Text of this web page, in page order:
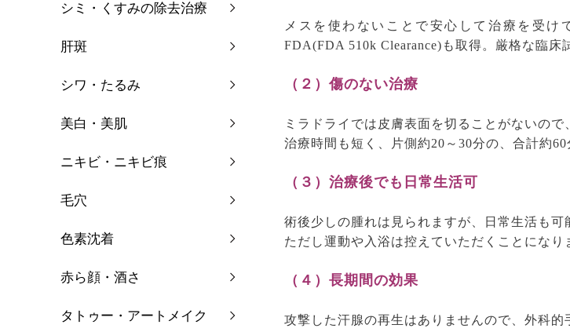
メスを使わないことで安心して治療を受
FDA(FDA 510k Clearance)も取得。厳格な臨床
（２）傷のない治療
ミラドライでは皮膚表面を切ることがないの
治療時間も短く、片側約20～30分の、合計約60
（３）治療後でも日常生活可
術後少しの腫れは見られますが、日常生活も可
ただし運動や入浴は控えていただくことになり
（４）長期間の効果
攻撃した汗腺の再生はありませんので、外科的
シミ・くすみの除去治療
肝斑
シワ・たるみ
美白・美肌
ニキビ・ニキビ痕
毛穴
色素沈着
赤ら顔・酒さ
タトゥー・アートメイク